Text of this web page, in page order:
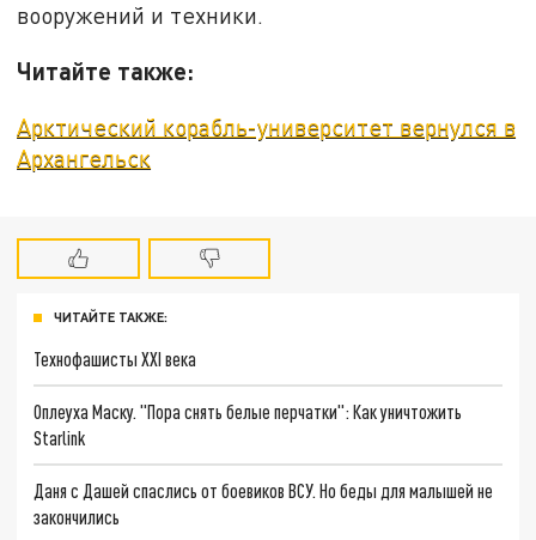
вооружений и техники.
Читайте также:
Арктический корабль-университет вернулся в
Архангельск
ЧИТАЙТЕ ТАКЖЕ:
Технофашисты XXI века
Оплеуха Маску. "Пора снять белые перчатки": Как уничтожить
Starlink
Даня с Дашей спаслись от боевиков ВСУ. Но беды для малышей не
закончились